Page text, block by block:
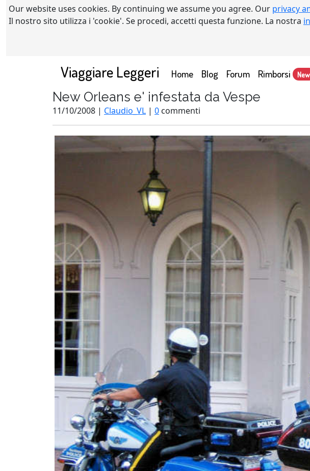
Our website uses cookies. By continuing we assume you agree. Our privacy
Il nostro sito utilizza i 'cookie'. Se procedi, accetti questa funzione. La nostra
Viaggiare Leggeri Home(current)
Blog Forum Rimborsi New
New Orleans e' infestata da Vespe
11/10/2008 | Claudio_VL | 0 commenti